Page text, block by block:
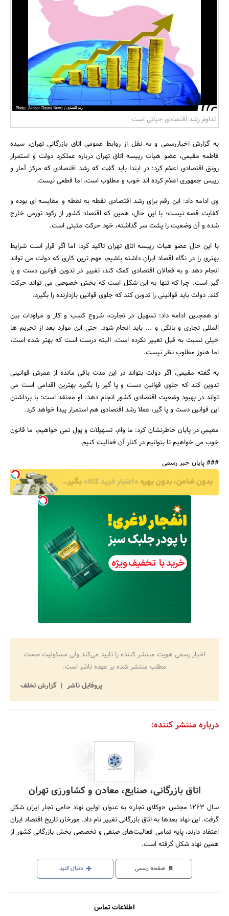
بانک، بیمه و سرمایه
مسکن و ساختمان
جستجو
تداوم رشد اقتصادی حیاتی است
به گزارش اخباررسمی و به نقل از روابط عمومی اتاق بازرگانی تهران، سیده
فاطمه مقیمی، عضو هیات رییسه اتاق تهران درباره عملکرد دولت و استمرار
رونق اقتصادی اعلام کرد: در ابتدا باید گفت که رشد اقتصادی که مرکز آمار و
رییس جمهوری اعلام کرده اند خوب و مطلوب است، اما قطعی نیست.
وی ادامه داد: این رقم برای رشد اقتصادی نقطه به نقطه و مقایسه ای بوده و
کفایت قصه نیست؛ با این حال، همین که اقتصاد کشور از رکود تورمی خارج
شده و آن وضعیت را پشت سر گذاشته، خود حرکت مثبتی است.
با این حال عضو هیات رییسه اتاق تهران تاکید کرد: اما اگر قرار است شرایط
بهتری را در نگاه اقصاد ایران داشته باشیم، مهم ترین کاری که دولت می تواند
انجام دهد و به فعالان اقتصادی کمک کند، تغییر در تدوین قوانین دست و پا
گیر است. چرا که تنها به این شکل است که بخش خصوصی می تواند حرکت
کند. دولت باید قوانینی را تدوین کند که جلوی قوانین بازدارنده را بگیرد.
او همچنین ادامه داد: تسهیل در تجارت، شروع کسب و کار و مراودات بین
المللی تجاری و بانکی و ... باید انجام شود. حتی این موارد بعد از تحریم ها
خیلی نسبت به قبل تغییر نکرده است، البته درست است که بهتر شده است،
اما هنوز مطلوب نظر نیست.
به گفته مقیمی، اگر دولت بتواند در این مدت باقی مانده از عمرش قوانینی
تدوین کند که جلوی قوانین دست و پا گیر را بگیرد بهترین اقدامی است می
تواند در بهبود وضعیت اقتصادی کشور انجام دهد. او معتقد است: با برداشتن
این قوانین دست و پا گیر، عملا رشد اقتصادی هم استمرار پیدا خواهد کرد.
مقیمی در پایان خاطرنشان کرد: ما وام، تسهیلات و پول نمی خواهیم، ما قانون
خوب می خواهیم تا بتوانیم در کنار آن فعالیت کنیم.
### پایان خبر رسمی
اخبار رسمی هویت منتشر کننده را تایید می‌کند ولی مسئولیت صحت
مطلب منتشر شده بر عهده ناشر است.
پروفایل ناشر
گزارش تخلف
درباره منتشر کننده:
اتاق بازرگانی، صنایع، معادن و کشاورزی تهران
سال 1263 مجلس «وکلای تجار» به عنوان اولین نهاد حامی تجار ایران شکل
گرفت. این نهاد بعدها به اتاق بازرگانی تغییر نام داد. مورخان تاریخ اقتصاد ایران
اعتقاد دارند، پایه تمامی فعالیت‌های صنفی و تخصصی بخش بازرگانی کشور از
همین نهاد شکل گرفته است.
صفحه رسمی دنبال کنید
اطلاعات تماس